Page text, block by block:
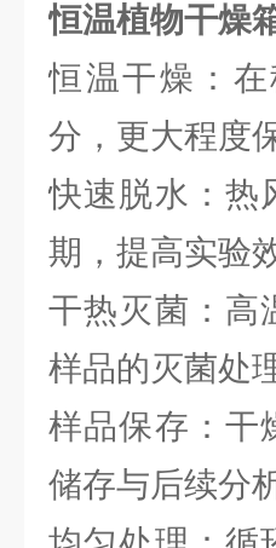
恒温植物干燥
恒温干燥：
分，更大程度
快速脱水：热
期，提高实验
干热灭菌：高
样品的灭菌处
样品保存：干
储存与后续分